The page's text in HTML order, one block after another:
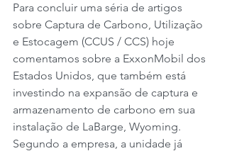
Para concluir uma séria de artigos
sobre Captura de Carbono, Utilização
e Estocagem (CCUS / CCS) hoje
comentamos sobre a ExxonMobil dos
Estados Unidos, que também está
investindo na expansão de captura e
armazenamento de carbono em sua
instalação de LaBarge, Wyoming.
Segundo a empresa, a unidade já